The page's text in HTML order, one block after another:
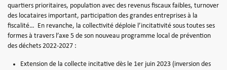
quartiers prioritaires, population avec des revenus fiscaux faibles, turnover
des locataires important, participation des grandes entreprises à la
fiscalité… En revanche, la collectivité déploie l’incitativité sous toutes ses
formes à travers l’axe 5 de son nouveau programme local de prévention
des déchets 2022-2027 :
Extension de la collecte incitative dès le 1er juin 2023 (inversion des